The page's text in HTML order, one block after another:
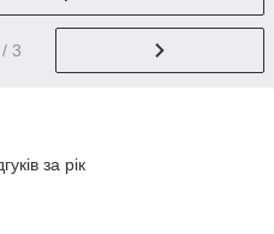
/ 3
за рік